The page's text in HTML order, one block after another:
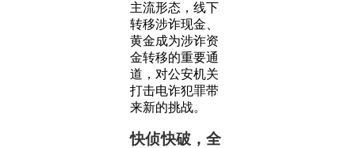
主流形态，线下
转移涉诈现金、
黄金成为涉诈资
金转移的重要通
道，对公安机关
打击电诈犯罪带
来新的挑战。
快侦快破，全